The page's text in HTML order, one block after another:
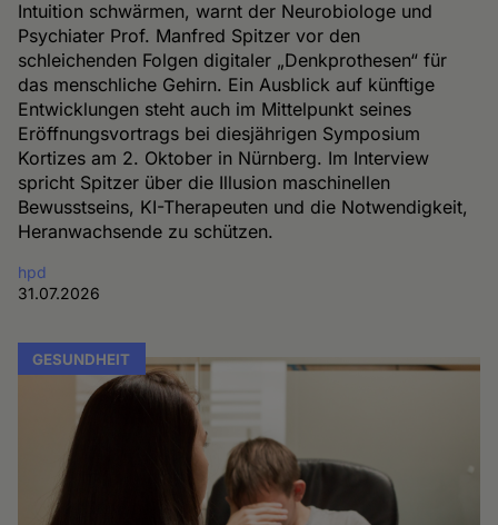
Intuition schwärmen, warnt der Neurobiologe und
Psychiater Prof. Manfred Spitzer vor den
schleichenden Folgen digitaler „Denkprothesen“ für
das menschliche Gehirn. Ein Ausblick auf künftige
Entwicklungen steht auch im Mittelpunkt seines
Eröffnungsvortrags bei diesjährigen Symposium
Kortizes am 2. Oktober in Nürnberg. Im Interview
spricht Spitzer über die Illusion maschinellen
Bewusstseins, KI-Therapeuten und die Notwendigkeit,
Heranwachsende zu schützen.
hpd
31.07.2026
GESUNDHEIT